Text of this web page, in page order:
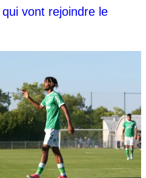
vont rejoindre le